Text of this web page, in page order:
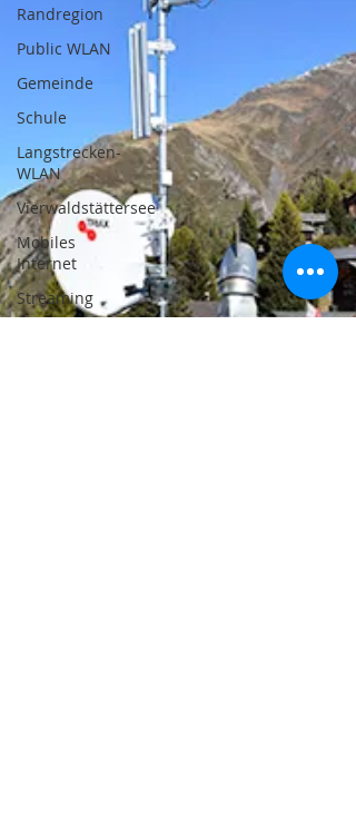
Randregion
Public WLAN
Gemeinde
Schule
Langstrecken-
WLAN
Vierwaldstättersee
Mobiles
Internet
Streaming